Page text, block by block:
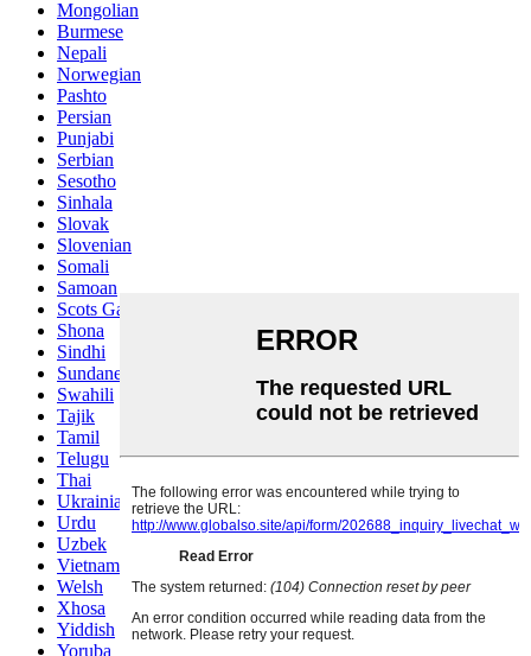
Mongolian
Burmese
Nepali
Norwegian
Pashto
Persian
Punjabi
Serbian
Sesotho
Sinhala
Slovak
Slovenian
Somali
Samoan
Scots Gaelic
Shona
Sindhi
Sundanese
Swahili
Tajik
Tamil
Telugu
Thai
Ukrainian
Urdu
Uzbek
Vietnamese
Welsh
Xhosa
Yiddish
Yoruba